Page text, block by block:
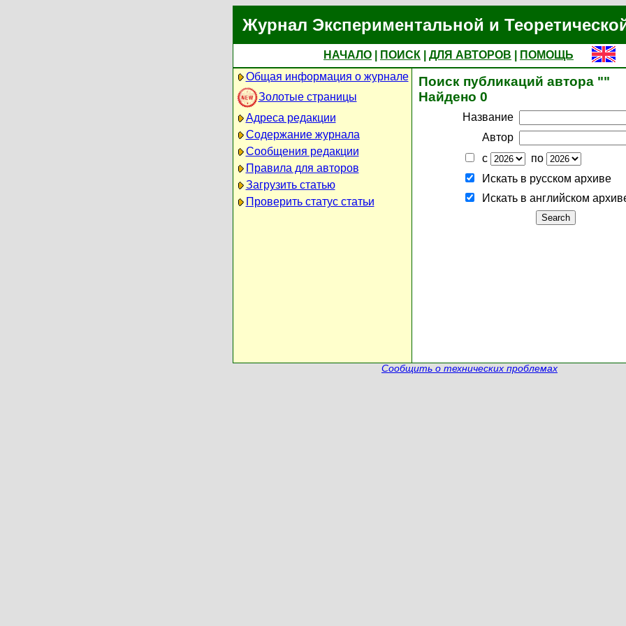
Журнал Экспериментальной и
НАЧАЛО ПОИСК ДЛЯ АВТОРОВ
ПОМОЩЬ
Общая информация о журнале
Золотые страницы
Адреса редакции
Содержание журнала
Сообщения редакции
Правила для авторов
Загрузить статью
Проверить статус статьи
Поиск публикаций автора ""
Найдено 0
Название
Автор
с
по
Искать в русском архиве
Искать в английском
Сообщить о технических проблемах